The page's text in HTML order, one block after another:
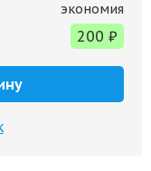
экономия
200 ₽